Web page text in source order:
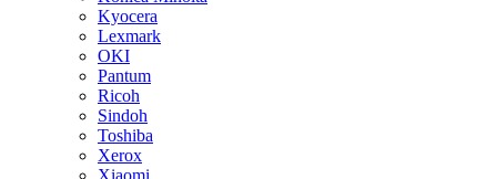
Kyocera
Lexmark
OKI
Pantum
Ricoh
Sindoh
Toshiba
Xerox